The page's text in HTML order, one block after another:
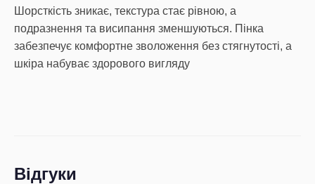
Шорсткість зникає, текстура стає рівною, а
подразнення та висипання зменшуються. Пінка
забезпечує комфортне зволоження без стягнутості, а
шкіра набуває здорового вигляду
Відгуки